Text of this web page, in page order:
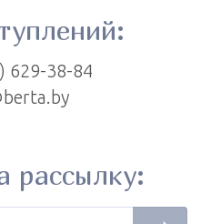
629-38-84
рассылку: